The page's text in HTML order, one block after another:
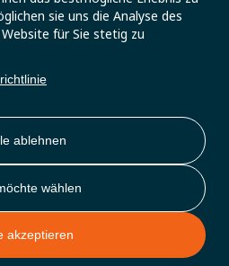
sie uns die Analyse des
für Sie stetig zu
ablehnen
wählen
akzeptieren
Fahrzeugen zu verbessern:
kompakt, ideal für die Straße, im
Energiedichte für Abenteuer
Motorsportteams vertrauen
unter Druck.